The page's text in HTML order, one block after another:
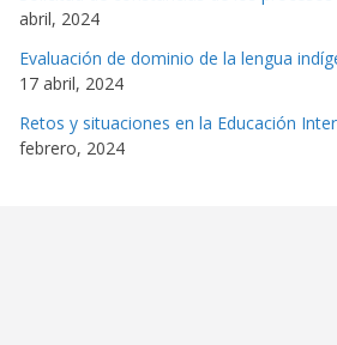
abril, 2024
Evaluación de dominio de la lengua
17 abril, 2024
Retos y situaciones en la Educación
febrero, 2024